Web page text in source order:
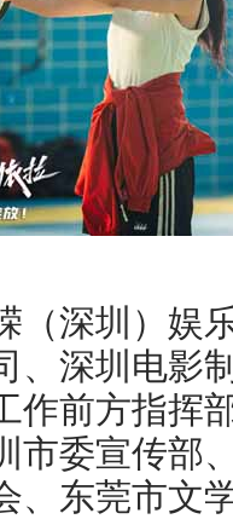
（深圳）娱
、深圳电影
作前方指挥
市委宣传部
、东莞市文